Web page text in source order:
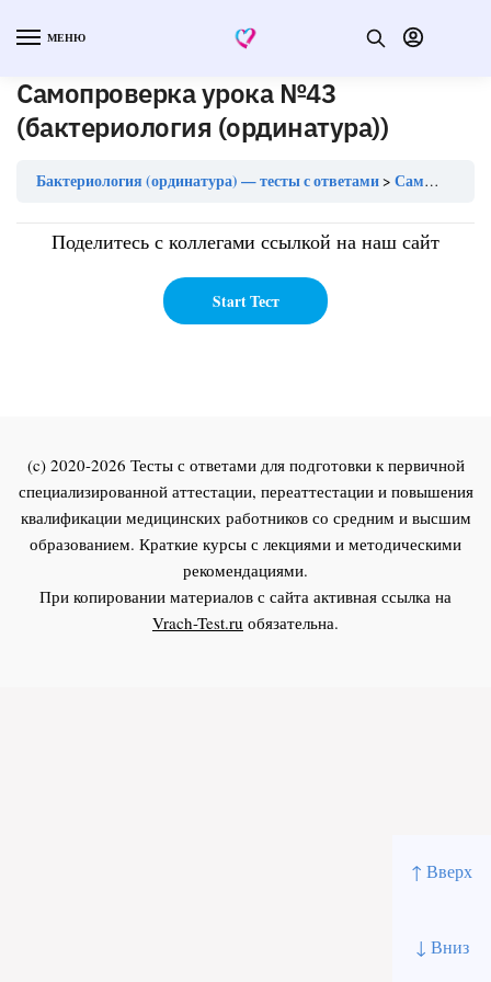
↑ Вверх
↓ Вниз
МЕНЮ
Самопроверка урока №43
(бактериология (ординатура))
Бактериология (ординатура) — тесты с ответами Самопроверка урока №43 (бактериология (ординатура))
Поделитесь с коллегами ссылкой на наш сайт
(c) 2020-2026 Тесты с ответами для подготовки к первичной
специализированной аттестации, переаттестации и повышения
квалификации медицинских работников со средним и высшим
образованием. Краткие курсы с лекциями и методическими
рекомендациями.
При копировании материалов с сайта активная ссылка на
Vrach-Test.ru обязательна.